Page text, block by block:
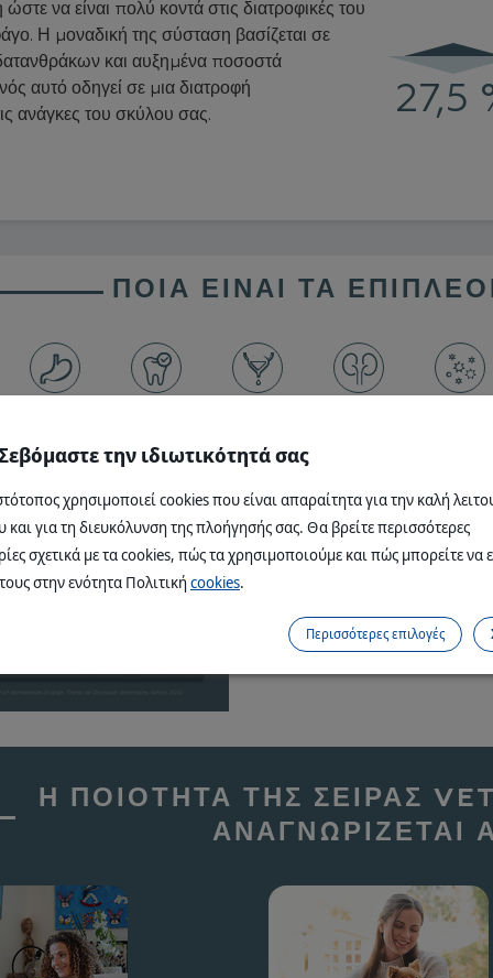
να είναι πολύ κοντά στις διατροφικές του
Η μοναδική της σύσταση βασίζεται σε
και αυξημένα ποσοστά
αυτό οδηγεί σε μια διατροφή
ανάγκες του σκύλου σας.
34
27,5
ΠΟΙΑ ΕΊΝΑΙ ΤΑ
ΥΓΙΈΣ ΔΈΡΜΑ,
Οιπρωτεΐνεςπαίζουν
και του τριχώματος. Οι
1/3 χρησιμοποιείται για
ρόλος των πρωτεϊνών είναι
Η ΠΟΙΟΤΗΤΑ ΤΗΣ ΣΕΙΡΑΣ
ΑΝΑΓΝΩΡΙΖΕΤΑΙ
την ιδιωτικότητά σας
χρησιμοποιεί cookies που είναι απαραίτητα για την καλή
και για τη διευκόλυνση της πλοήγησής σας. Θα βρείτε περισσότερες
σχετικά με τα cookies, πώς τα χρησιμοποιούμε και πώς μπορείτε να
στην ενότητα Πολιτικήcookies.
Περισσότερες επιλογές